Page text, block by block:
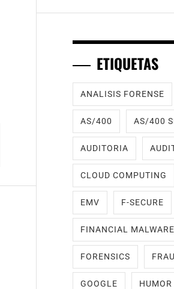
ETIQUETAS
ANALISIS FORENSE
AS/400 AS/400
AUDITORIA
CLOUD COMPUTING
EMV F-SECURE
FINANCIAL MALWARE
FORENSICS
GOOGLE HUMOR